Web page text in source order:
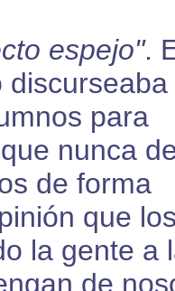
espejo".
para
nunca
de forma
que
la gente a
de